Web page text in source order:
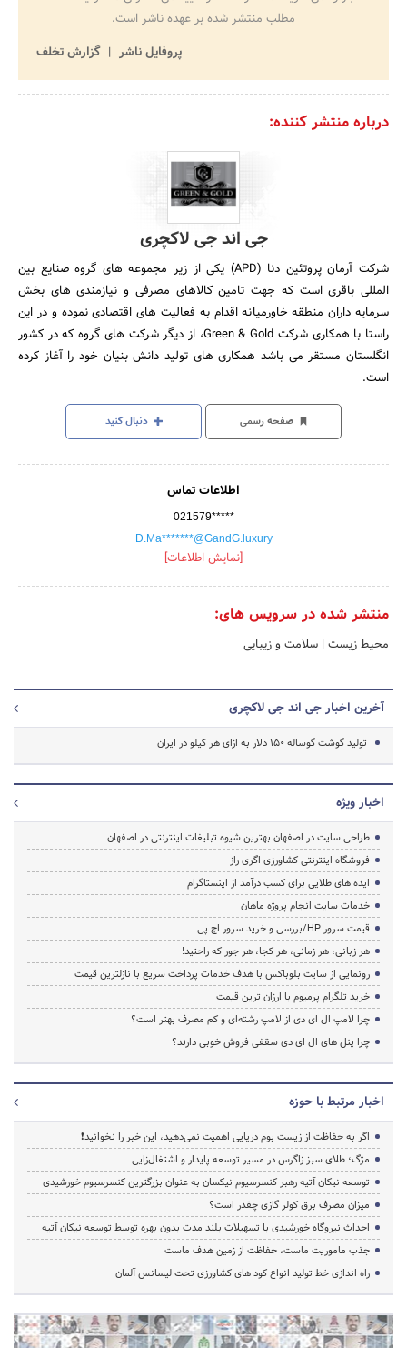
مطلب منتشر شده بر عهده ناشر است.
پروفایل ناشر
گزارش تخلف
درباره منتشر کننده:
جی اند جی لاکچری
شرکت آرمان پروتئین دنا (APD) یکی از زیر مجموعه های گروه صنایع بین
المللی باقری است که جهت تامین کالاهای مصرفی و نیازمندی های بخش
سرمایه داران منطقه خاورمیانه اقدام به فعالیت های اقتصادی نموده و در این
راستا با همکاری شرکت Green & Gold، از دیگر شرکت های گروه که در کشور
انگلستان مستقر می باشد همکاری های تولید دانش بنیان خود را آغاز کرده
است.
صفحه رسمی دنبال کنید
اطلاعات تماس
021579*****
D.Ma*******@GandG.luxury
[نمایش اطلاعات]
منتشر شده در سرویس های:
محیط زیست | سلامت و زیبایی
آخرین اخبار جی اند جی لاکچری
تولید گوشت گوساله 150 دلار به ازای هر کیلو در ایران
اخبار ویژه
طراحی سایت در اصفهان بهترین شیوه تبلیغات اینترنتی در اصفهان
فروشگاه اینترنتی کشاورزی اگری راز
ایده های طلایی برای کسب درآمد از اینستاگرام
خدمات سایت انجام پروژه ماهان
قیمت سرور HP/بررسی و خرید سرور اچ پی
هر زبانی، هر زمانی، هر کجا، هر جور که راحتید!
رونمایی از سایت بلوباکس با هدف خدمات پرداخت سریع با نازلترین قیمت
خرید تلگرام پرمیوم با ارزان ترین قیمت
چرا لامپ ال ای دی از لامپ رشته‌ای و کم مصرف بهتر است؟
چرا پنل های ال ای دی سقفی فروش خوبی دارند؟
اخبار مرتبط با حوزه
اگر به حفاظت از زیست بوم دریایی اهمیت نمی‌دهید، این خبر را نخوانید❗
مژگ؛ طلای سبز زاگرس در مسیر توسعه پایدار و اشتغال‌زایی
توسعه نیکان آتیه رهبر کنسرسیوم نیکسان به عنوان بزرگترین کنسرسیوم خورشیدی
میزان مصرف برق کولر گازی چقدر است؟
احداث نیروگاه خورشیدی با تسهیلات بلند مدت بدون بهره توسط توسعه نیکان آتیه
جذب ماموریت ماست، حفاظت از زمین هدف ماست
راه اندازی خط تولید انواع کود های کشاورزی تحت لیسانس آلمان